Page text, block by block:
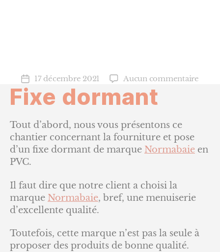
Date
de
l’article
17 décembre 2021 Aucun commentairesur
Fixe dormant
Tout d’abord, nous vous présentons ce
chantier concernant la fourniture et pose
d’un fixe dormant de marque Normabaie en
PVC.
Il faut dire que notre client a choisi la
marque Normabaie, bref, une menuiserie
d’excellente qualité.
Toutefois, cette marque n’est pas la seule à
proposer des produits de bonne qualité.